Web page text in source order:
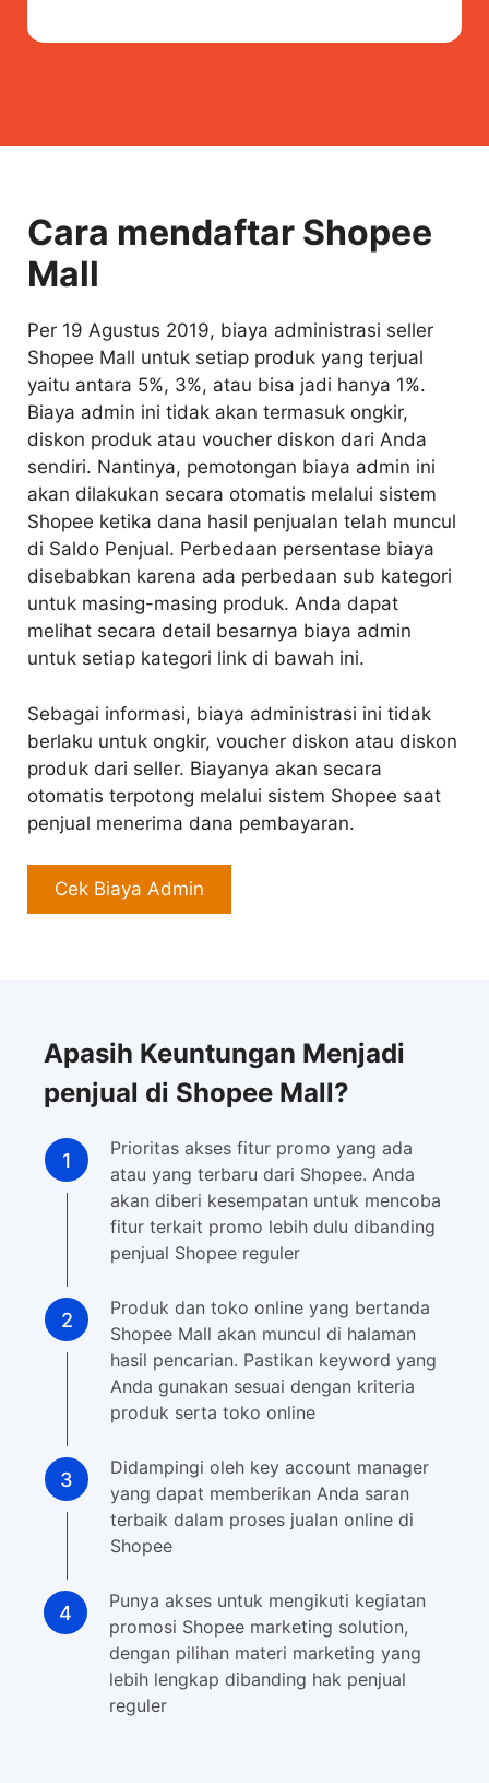
Cara mendaftar Shopee
Mall
Per 19 Agustus 2019, biaya administrasi seller
Shopee Mall untuk setiap produk yang terjual
yaitu antara 5%, 3%, atau bisa jadi hanya 1%.
Biaya admin ini tidak akan termasuk ongkir,
diskon produk atau voucher diskon dari Anda
sendiri. Nantinya, pemotongan biaya admin ini
akan dilakukan secara otomatis melalui sistem
Shopee ketika dana hasil penjualan telah muncul
di Saldo Penjual. Perbedaan persentase biaya
disebabkan karena ada perbedaan sub kategori
untuk masing-masing produk. Anda dapat
melihat secara detail besarnya biaya admin
untuk setiap kategori link di bawah ini.
Sebagai informasi, biaya administrasi ini tidak
berlaku untuk ongkir, voucher diskon atau diskon
produk dari seller. Biayanya akan secara
otomatis terpotong melalui sistem Shopee saat
penjual menerima dana pembayaran.
Cek Biaya Admin
Apasih Keuntungan Menjadi
penjual di Shopee Mall?
Prioritas akses fitur promo yang ada
atau yang terbaru dari Shopee. Anda
akan diberi kesempatan untuk mencoba
fitur terkait promo lebih dulu dibanding
penjual Shopee reguler
Produk dan toko online yang bertanda
Shopee Mall akan muncul di halaman
hasil pencarian. Pastikan keyword yang
Anda gunakan sesuai dengan kriteria
produk serta toko online
Didampingi oleh key account manager
yang dapat memberikan Anda saran
terbaik dalam proses jualan online di
Shopee
Punya akses untuk mengikuti kegiatan
promosi Shopee marketing solution,
dengan pilihan materi marketing yang
lebih lengkap dibanding hak penjual
reguler